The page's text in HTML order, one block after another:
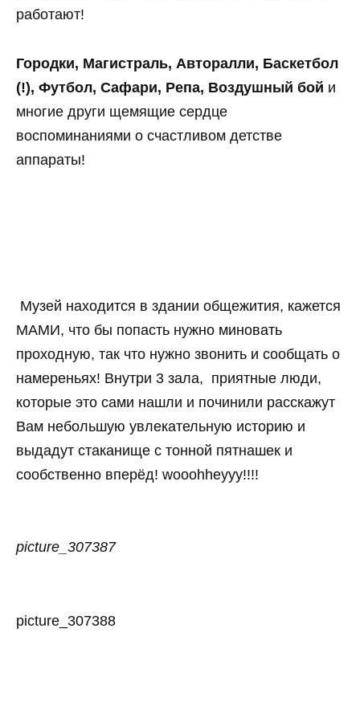
работают!
Городки, Магистраль, Авторалли, Баскетбол
(!), Футбол, Сафари, Репа, Воздушный бой и
многие други щемящие сердце
воспоминаниями о счастливом детстве
аппараты!
Музей находится в здании общежития, кажется
МАМИ, что бы попасть нужно миновать
проходную, так что нужно звонить и сообщать о
намереньях! Внутри 3 зала, приятные люди,
которые это сами нашли и починили расскажут
Вам небольшую увлекательную историю и
выдадут стаканище с тонной пятнашек и
сообственно вперёд! wooohheyyy!!!!
picture_307387
picture_307388